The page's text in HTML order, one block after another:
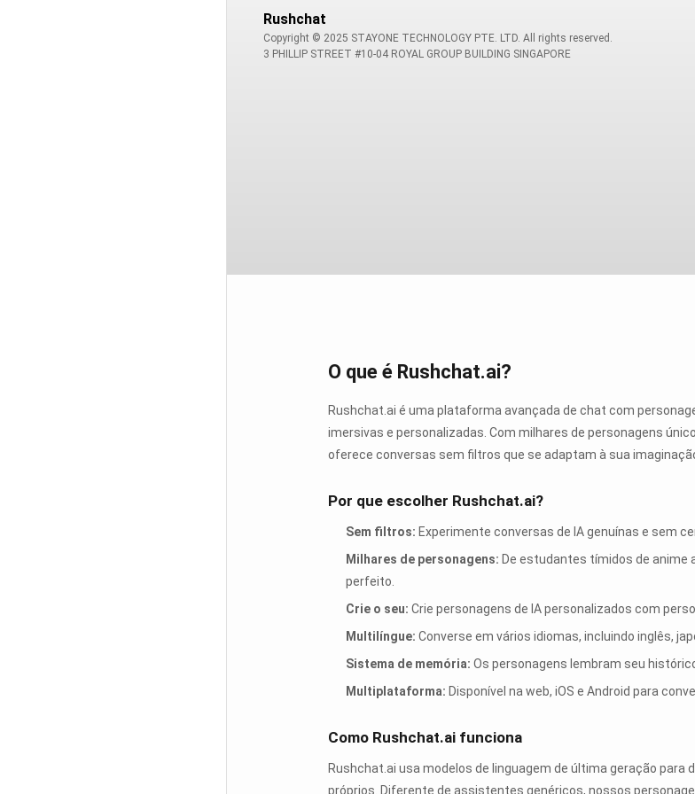
Rushchat
Copyright © 2025 STAYONE TECHNOLOGY PTE. LTD. All rights reserved.
3 PHILLIP STREET #10-04 ROYAL GROUP BUILDING SINGAPORE
O que é Rushchat.ai?
Rushchat.ai é uma plataforma avançada de chat com
imersivas e personalizadas. Com milhares de personagens
oferece conversas sem filtros que se adaptam à sua
Por que escolher Rushchat.ai?
Sem filtros: Experimente conversas de IA genuínas e sem
Milhares de personagens: De estudantes tímidos de anime
perfeito.
Crie o seu: Crie personagens de IA personalizados com
Multilíngue: Converse em vários idiomas, incluindo inglês,
Sistema de memória: Os personagens lembram seu
Multiplataforma: Disponível na web, iOS e Android para
Como Rushchat.ai funciona
Rushchat.ai usa modelos de linguagem de última geração
próprios. Diferente de assistentes genéricos, nossos